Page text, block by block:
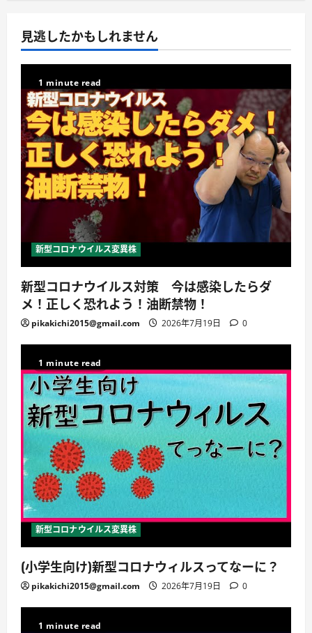
見逃したかもしれません
1 minute read
新型コロナウイルス変異株
新型コロナウイルス対策 今は感染したらダ
メ！正しく恐れよう！油断禁物！
pikakichi2015@gmail.com 2026年7月19日 0
1 minute read
新型コロナウイルス変異株
(小学生向け)新型コロナウィルスってなーに？
pikakichi2015@gmail.com 2026年7月19日 0
1 minute read